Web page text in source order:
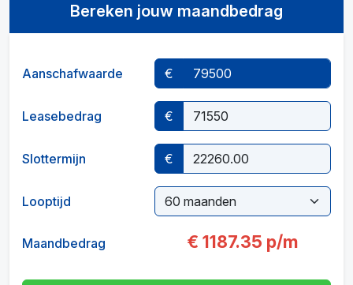
Bereken jouw maandbedrag
Aanschafwaarde €
Leasebedrag €
Slottermijn €
Looptijd
Maandbedrag € 1187.35 p/m